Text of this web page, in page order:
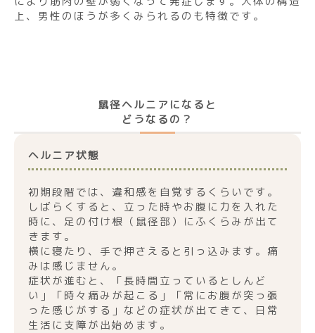
上、男性のほうが多くみられるのも特徴です。
鼠径ヘルニアになると
どうなるの？
ヘルニア状態
初期段階では、違和感を自覚するくらいです。
しばらくすると、立った時やお腹に力を入れた
時に、足の付け根（鼠径部）にふくらみが出て
きます。
横に寝たり、手で押さえると引っ込みます。痛
みは感じません。
症状が進むと、「長時間立っているとしんど
い」「時々痛みが起こる」「常にお腹が突っ張
った感じがする」などの症状が出てきて、日常
生活に支障が出始めます。